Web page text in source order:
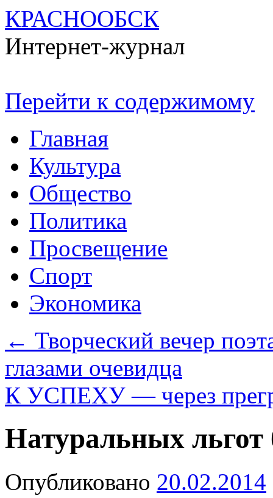
КРАСНООБСК
Интернет-журнал
Перейти к содержимому
Главная
Культура
Общество
Политика
Просвещение
Спорт
Экономика
← Творческий вечер
глазами очевидца
К УСПЕХУ — через
Натуральных льгот
Опубликовано 20.02.2014